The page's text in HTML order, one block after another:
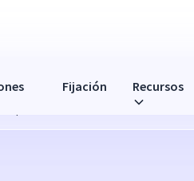
Fijación Recursos
problema